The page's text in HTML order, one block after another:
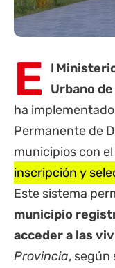
E l
Urbano de
ha
Permanente de
municipios con
inscripción y
Este sistema
municipio
acceder a las
Provincia, según